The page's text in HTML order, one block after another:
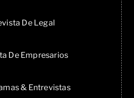
De Legal
De Empresarios
& Entrevistas